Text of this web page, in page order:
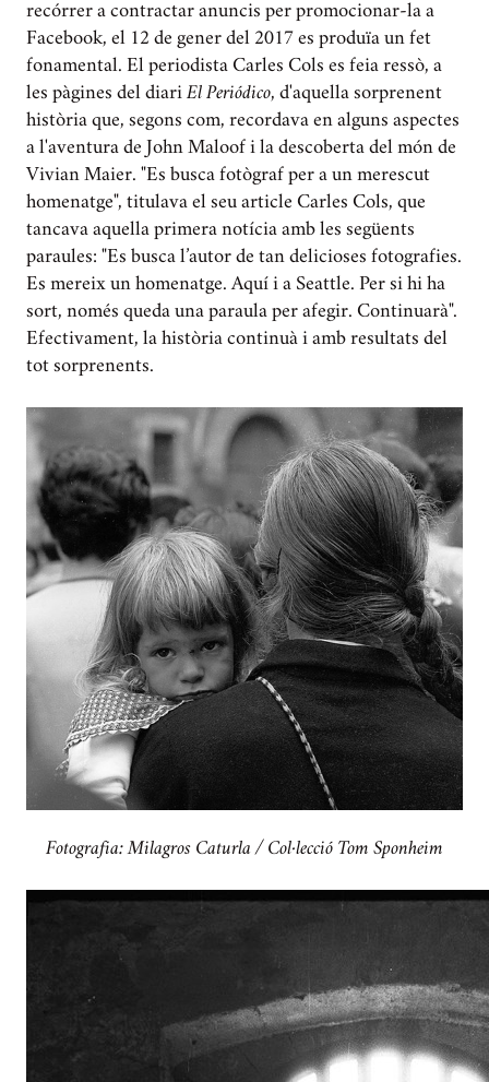
recórrer a contractar anuncis per promocionar-la a
Facebook, el 12 de gener del 2017 es produïa un fet
fonamental. El periodista Carles Cols es feia ressò, a
les pàgines del diari El Periódico, d'aquella sorprenent
història que, segons com, recordava en alguns aspectes
a l'aventura de John Maloof i la descoberta del món de
Vivian Maier. "Es busca fotògraf per a un merescut
homenatge", titulava el seu article Carles Cols, que
tancava aquella primera notícia amb les següents
paraules: "Es busca l’autor de tan delicioses fotografies.
Es mereix un homenatge. Aquí i a Seattle. Per si hi ha
sort, només queda una paraula per afegir. Continuarà".
Efectivament, la història continuà i amb resultats del
tot sorprenents.
Fotografia: Milagros Caturla / Col·lecció Tom Sponheim